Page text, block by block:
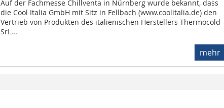
Auf der Fachmesse Chillventa in Nürnberg wurde bekannt, dass
die Cool Italia GmbH mit Sitz in Fellbach (www.coolitalia.de) den
Vertrieb von Produkten des italienischen Herstellers Thermocold
SrL...
mehr